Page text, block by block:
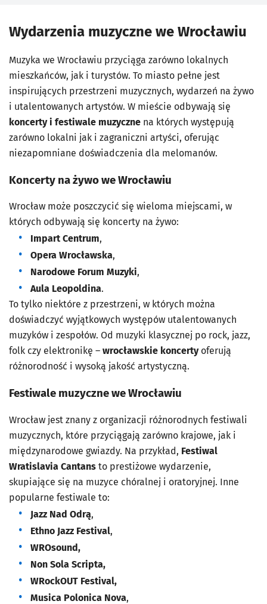
Wydarzenia muzyczne we Wrocławiu
Muzyka we Wrocławiu przyciąga zarówno lokalnych
mieszkańców, jak i turystów. To miasto pełne jest
inspirujących przestrzeni muzycznych, wydarzeń na żywo
i utalentowanych artystów. W mieście odbywają się
koncerty i festiwale muzyczne na których występują
zarówno lokalni jak i zagraniczni artyści, oferując
niezapomniane doświadczenia dla melomanów.
Koncerty na żywo we Wrocławiu
Wrocław może poszczycić się wieloma miejscami, w
których odbywają się koncerty na żywo:
Impart Centrum,
Opera Wrocławska,
Narodowe Forum Muzyki,
Aula Leopoldina.
To tylko niektóre z przestrzeni, w których można
doświadczyć wyjątkowych występów utalentowanych
muzyków i zespołów. Od muzyki klasycznej po rock, jazz,
folk czy elektronikę – wrocławskie koncertyoferują
różnorodność i wysoką jakość artystyczną.
Festiwale muzyczne we Wrocławiu
Wrocław jest znany z organizacji różnorodnych festiwali
muzycznych, które przyciągają zarówno krajowe, jak i
międzynarodowe gwiazdy. Na przykład, Festiwal
Wratislavia Cantans to prestiżowe wydarzenie,
skupiające się na muzyce chóralnej i oratoryjnej. Inne
popularne festiwale to:
Jazz Nad Odrą,
Ethno Jazz Festival,
WROsound,
Non Sola Scripta,
WRockOUT Festival,
Musica Polonica Nova,